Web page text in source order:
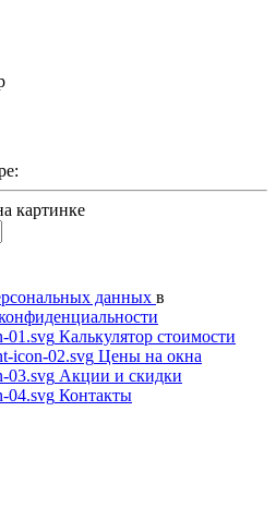
картинке
данных в
Калькулятор стоимости
Цены на окна
Акции и скидки
Контакты